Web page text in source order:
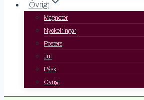
Övrigt
Magneter
Nyckelringar
Posters
Jul
Påsk
Övrigt